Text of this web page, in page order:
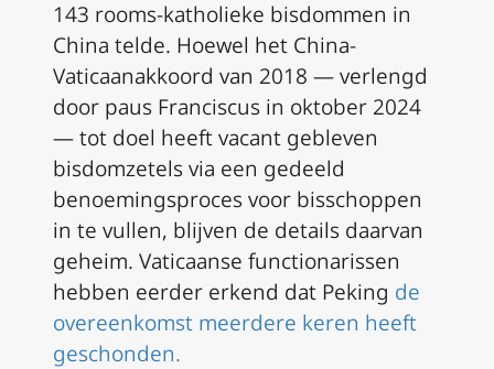
143 rooms-katholieke bisdommen in
China telde. Hoewel het China-
Vaticaanakkoord van 2018 — verlengd
door paus Franciscus in oktober 2024
— tot doel heeft vacant gebleven
bisdomzetels via een gedeeld
benoemingsproces voor bisschoppen
in te vullen, blijven de details daarvan
geheim. Vaticaanse functionarissen
hebben eerder erkend dat Peking de
overeenkomst meerdere keren heeft
geschonden.